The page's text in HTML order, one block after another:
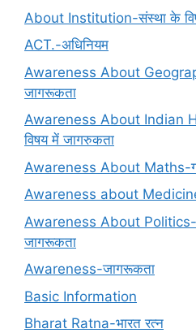
About Institution-संस्था के
ACT.-अधिनियम
Awareness About
जागरूकता
Awareness About Indian
विषय में जागरुकता
Awareness About Maths-
Awareness about
Awareness About Politics-
जागरूकता
Awareness-जागरूकता
Basic Information
Bharat Ratna-भारत रत्न